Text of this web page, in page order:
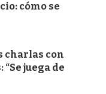
cómo se
charlas con
juega de